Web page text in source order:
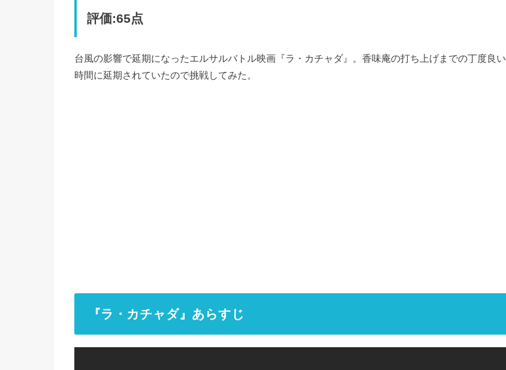
評価:65点
台風の影響で延期になったエルサルバトル映画『ラ・カチャダ』。香味庵の打ち上げまでの丁度良い
時間に延期されていたので挑戦してみた。
『ラ・カチャダ』あらすじ